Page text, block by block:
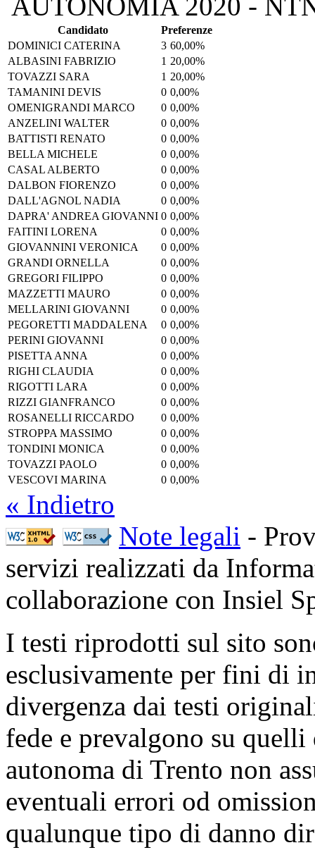
AUTONOMIA 2020 -
Candidato
Preferenze
DOMINICI CATERINA
3 60,00%
ALBASINI FABRIZIO
1 20,00%
TOVAZZI SARA
1 20,00%
TAMANINI DEVIS
0 0,00%
OMENIGRANDI MARCO
0 0,00%
ANZELINI WALTER
0 0,00%
BATTISTI RENATO
0 0,00%
BELLA MICHELE
0 0,00%
CASAL ALBERTO
0 0,00%
DALBON FIORENZO
0 0,00%
DALL'AGNOL NADIA
0 0,00%
DAPRA' ANDREA GIOVANNI 0 0,00%
FAITINI LORENA
0 0,00%
GIOVANNINI VERONICA
0 0,00%
GRANDI ORNELLA
0 0,00%
GREGORI FILIPPO
0 0,00%
MAZZETTI MAURO
0 0,00%
MELLARINI GIOVANNI
0 0,00%
PEGORETTI MADDALENA
0 0,00%
PERINI GIOVANNI
0 0,00%
PISETTA ANNA
0 0,00%
RIGHI CLAUDIA
0 0,00%
RIGOTTI LARA
0 0,00%
RIZZI GIANFRANCO
0 0,00%
ROSANELLI RICCARDO
0 0,00%
STROPPA MASSIMO
0 0,00%
TONDINI MONICA
0 0,00%
TOVAZZI PAOLO
0 0,00%
VESCOVI MARINA
0 0,00%
« Indietro
Note legali -
servizi realizzati da
collaborazione con Insiel
I testi riprodotti sul sito
esclusivamente per fini di
divergenza dai testi
fede e prevalgono su
autonoma di Trento non
eventuali errori od
qualunque tipo di danno